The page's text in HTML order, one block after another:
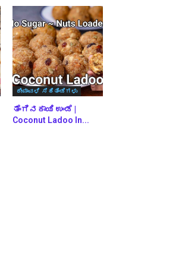
ದೀಪಾವಳಿ ಸಿಹಿತಿಂಡಿಗಳು
ತೆಂಗಿನಕಾಯಿ ಉಂಡೆ |
Coconut Ladoo In...